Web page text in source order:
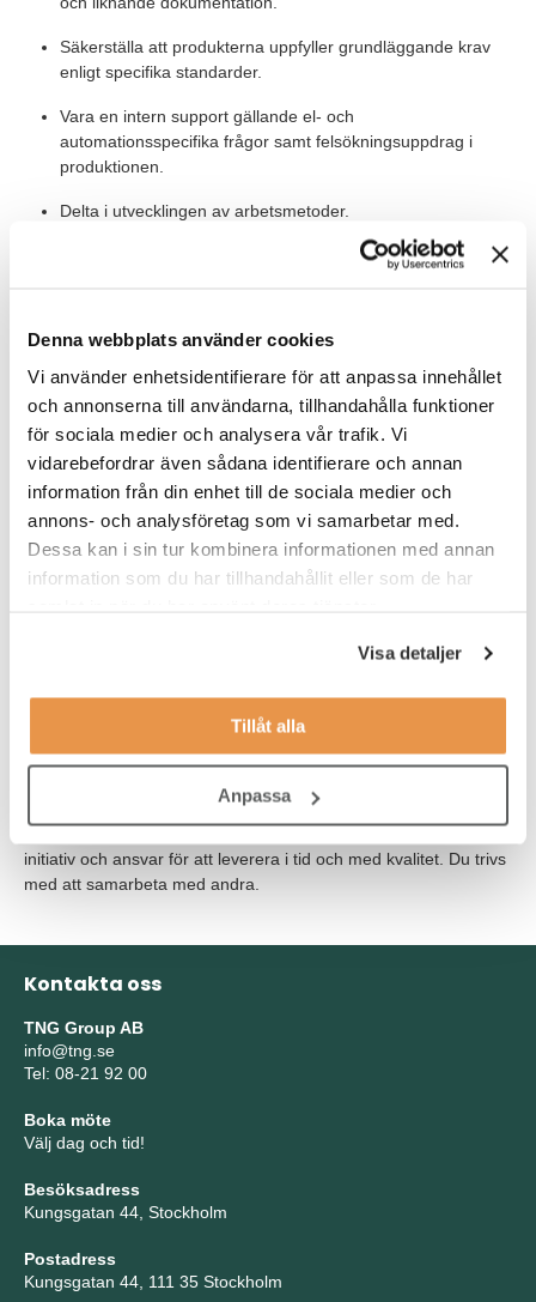
Denna webbplats använder cookies
Vi använder enhetsidentifierare för att anpassa innehållet
och annonserna till användarna, tillhandahålla funktioner
för sociala medier och analysera vår trafik. Vi
vidarebefordrar även sådana identifierare och annan
information från din enhet till de sociala medier och
annons- och analysföretag som vi samarbetar med.
Dessa kan i sin tur kombinera informationen med annan
information som du har tillhandahållit eller som de har
Visa detaljer
Tillåt alla
Anpassa
Säkerställa att produkterna uppfyller grundläggande krav
enligt specifika standarder.
Vara en intern support gällande el- och
automationsspecifika frågor samt felsökningsuppdrag i
produktionen.
Delta i utvecklingen av arbetsmetoder.
och/eller projektledning inom el beroende på intresse och
erfarenhet.
VEM ÄR DU?
Du har en eftergymnasial utbildning inom el/automation.
arbetslivserfarenhet skaffat dig, är även du välkommen att
söka tjänsten.
Det är meriterande om du har goda kunskaper inom PLC-
programmering
initiativ och ansvar för att leverera i tid och med kvalitet. Du trivs
med att samarbeta med andra.
Kontakta oss
TNG Group AB
info@tng.se
Tel: 08-21 92 00
Boka möte
Välj dag och tid!
Besöksadress
Kungsgatan 44, Stockholm
Postadress
Kungsgatan 44, 111 35 Stockholm